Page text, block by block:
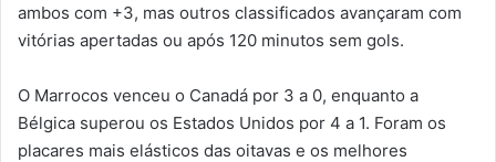
ambos com +3, mas outros classificados avançaram com
vitórias apertadas ou após 120 minutos sem gols.
O Marrocos venceu o Canadá por 3 a 0, enquanto a
Bélgica superou os Estados Unidos por 4 a 1. Foram os
placares mais elásticos das oitavas e os melhores